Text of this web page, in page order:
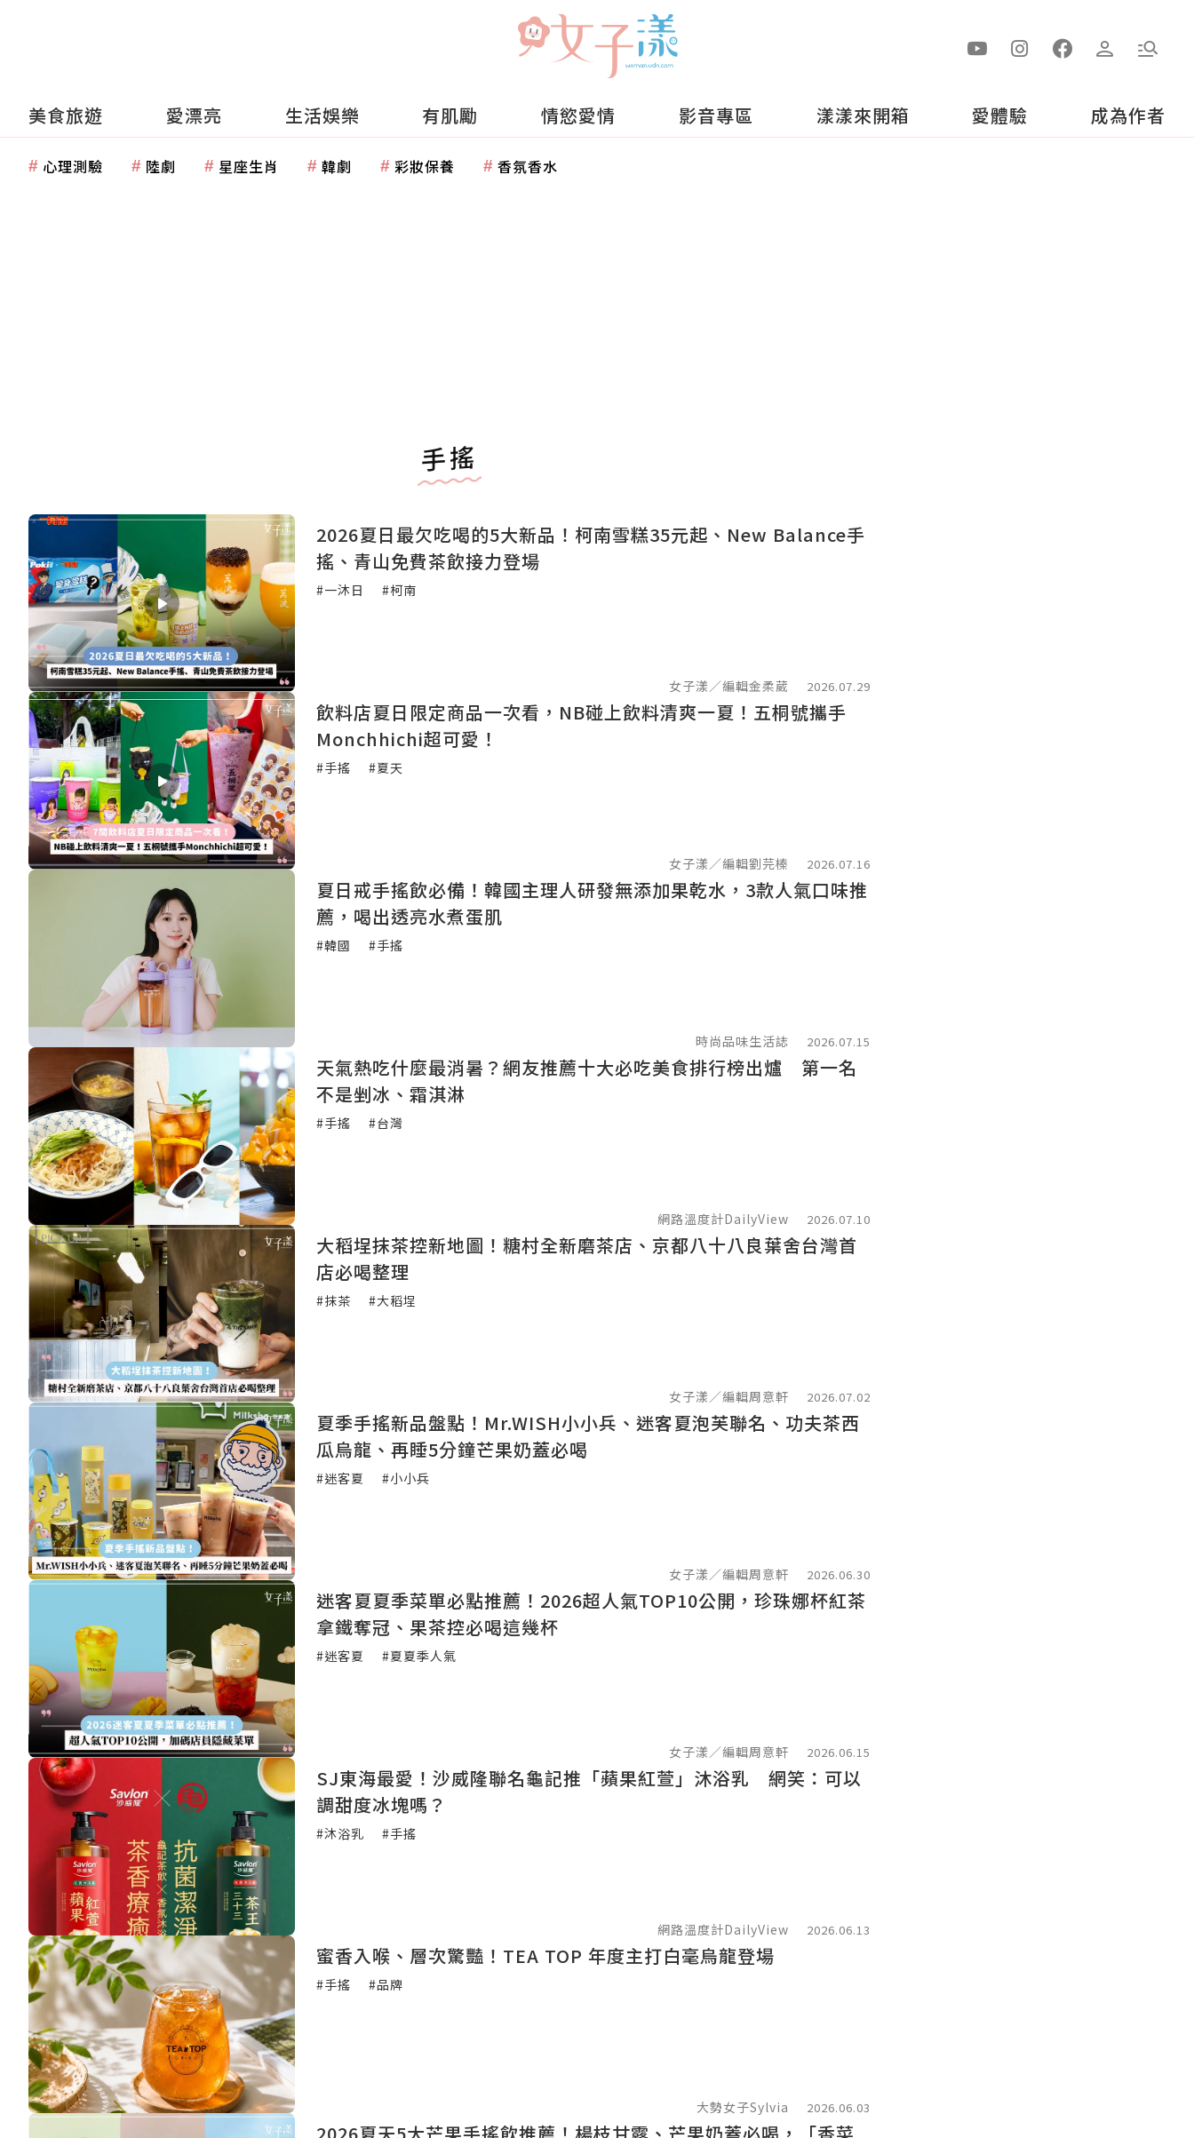
美食旅遊 愛漂亮 生活娛樂 有肌勵 情慾愛情 影音專區 漾漾來開箱 愛體驗 成為作者
心理測驗 陸劇 星座生肖 韓劇 彩妝保養 香氛香水
手搖
2026夏日最欠吃喝的5大新品！柯南雪糕35元起、New Balance手
搖、青山免費茶飲接力登場
#一沐日 #柯南
女子漾／編輯金柔葳 2026.07.29
飲料店夏日限定商品一次看，NB碰上飲料清爽一夏！五桐號攜手
Monchhichi超可愛！
#手搖 #夏天
女子漾／編輯劉芫榛 2026.07.16
夏日戒手搖飲必備！韓國主理人研發無添加果乾水，3款人氣口味推
薦，喝出透亮水煮蛋肌
#韓國 #手搖
時尚品味生活誌 2026.07.15
天氣熱吃什麼最消暑？網友推薦十大必吃美食排行榜出爐 第一名
不是剉冰、霜淇淋
#手搖 #台灣
網路溫度計DailyView 2026.07.10
大稻埕抹茶控新地圖！糖村全新磨茶店、京都八十八良葉舍台灣首
店必喝整理
#抹茶 #大稻埕
女子漾／編輯周意軒 2026.07.02
夏季手搖新品盤點！Mr.WISH小小兵、迷客夏泡芙聯名、功夫茶西
瓜烏龍、再睡5分鐘芒果奶蓋必喝
#迷客夏 #小小兵
女子漾／編輯周意軒 2026.06.30
迷客夏夏季菜單必點推薦！2026超人氣TOP10公開，珍珠娜杯紅茶
拿鐵奪冠、果茶控必喝這幾杯
#迷客夏 #夏夏季人氣
女子漾／編輯周意軒 2026.06.15
SJ東海最愛！沙威隆聯名龜記推「蘋果紅萱」沐浴乳 網笑：可以
調甜度冰塊嗎？
#沐浴乳 #手搖
網路溫度計DailyView 2026.06.13
蜜香入喉、層次驚豔！TEA TOP 年度主打白毫烏龍登場
#手搖 #品牌
大勢女子Sylvia 2026.06.03